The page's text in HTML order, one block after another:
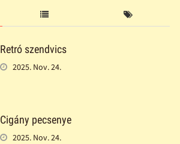
Retró szendvics
2025. Nov. 24.
Cigány pecsenye
2025. Nov. 24.